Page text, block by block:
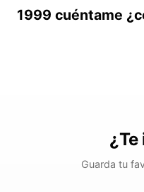
1999 cuéntame
Guarda tu